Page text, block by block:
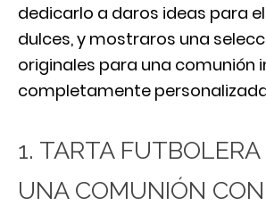
dedicarlo a daros ideas para
dulces, y mostraros una
originales para una comunión
completamente
1. TARTA FUTBOLERA
UNA COMUNIÓN